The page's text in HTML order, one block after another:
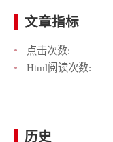
文章指标
点击次数:
Html阅读次数:
历史